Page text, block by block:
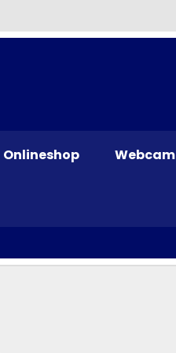
Onlineshop Webcam